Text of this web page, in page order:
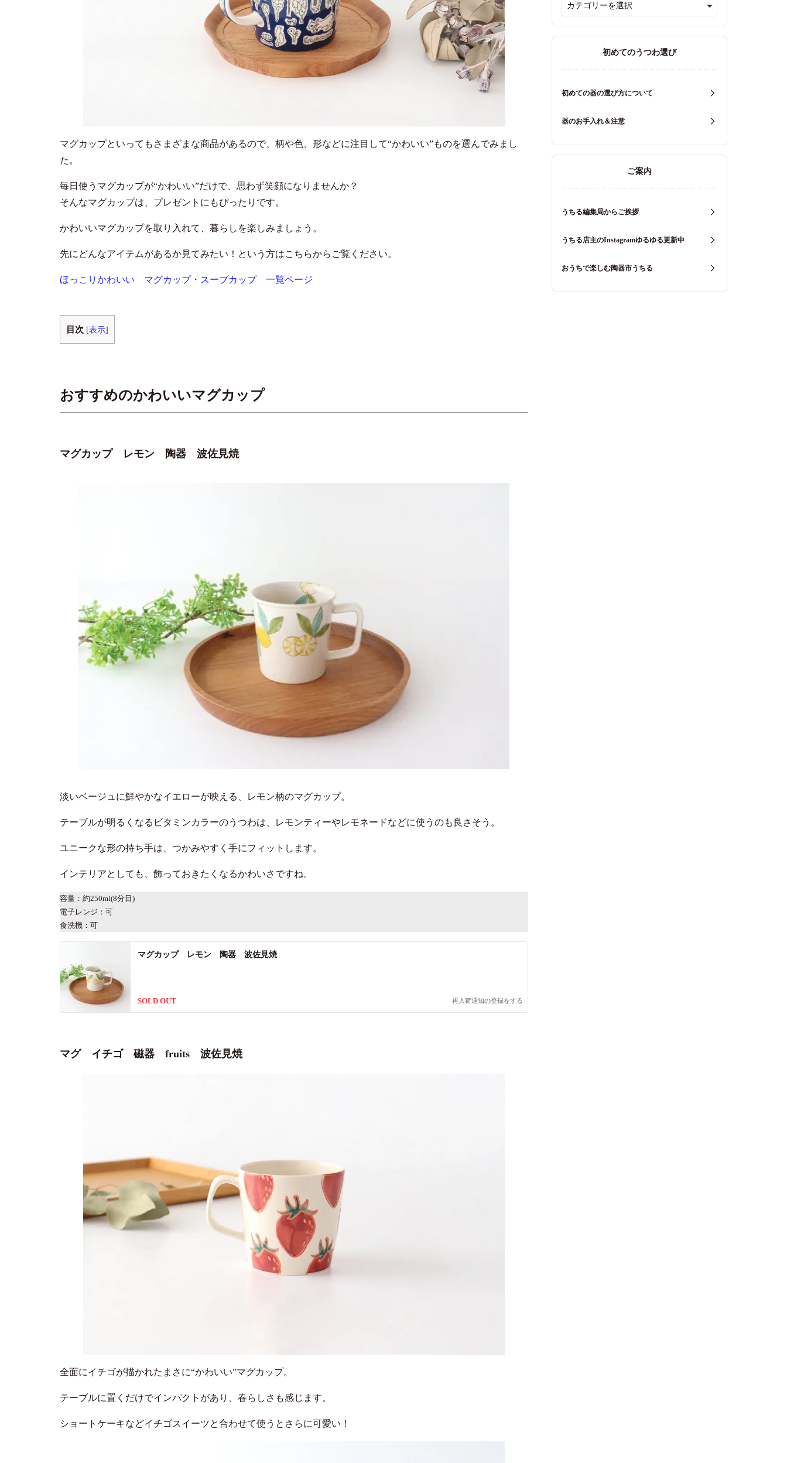
マグカップといってもさまざまな商品があるので、柄や色、形などに注目して“かわいい”ものを選んでみまし
た。
毎日使うマグカップが“かわいい”だけで、思わず笑顔になりませんか？
そんなマグカップは、プレゼントにもぴったりです。
かわいいマグカップを取り入れて、暮らしを楽しみましょう。
先にどんなアイテムがあるか見てみたい！という方はこちらからご覧ください。
ほっこりかわいい マグカップ・スープカップ 一覧ページ
目次 [表示]
おすすめのかわいいマグカップ
マグカップ レモン 陶器 波佐見焼
淡いベージュに鮮やかなイエローが映える、レモン柄のマグカップ。
テーブルが明るくなるビタミンカラーのうつわは、レモンティーやレモネードなどに使うのも良さそう。
ユニークな形の持ち手は、つかみやすく手にフィットします。
インテリアとしても、飾っておきたくなるかわいさですね。
容量：約250ml(8分目)
電子レンジ：可
食洗機：可
マグカップ レモン 陶器 波佐見焼
SOLD OUT 再入荷通知の登録をする
マグ イチゴ 磁器 fruits 波佐見焼
全面にイチゴが描かれたまさに“かわいい”マグカップ。
テーブルに置くだけでインパクトがあり、春らしさも感じます。
ショートケーキなどイチゴスイーツと合わせて使うとさらに可愛い！
初めてのうつわ選び
初めての器の選び方について
器のお手入れ＆注意
ご案内
うちる編集局からご挨拶
うちる店主のInstagramゆるゆる更新中
おうちで楽しむ陶器市うちる